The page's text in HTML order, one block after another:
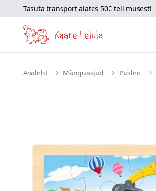
Tasuta transport alates 50€ tellimusest!
Avaleht Mänguasjad Pusled